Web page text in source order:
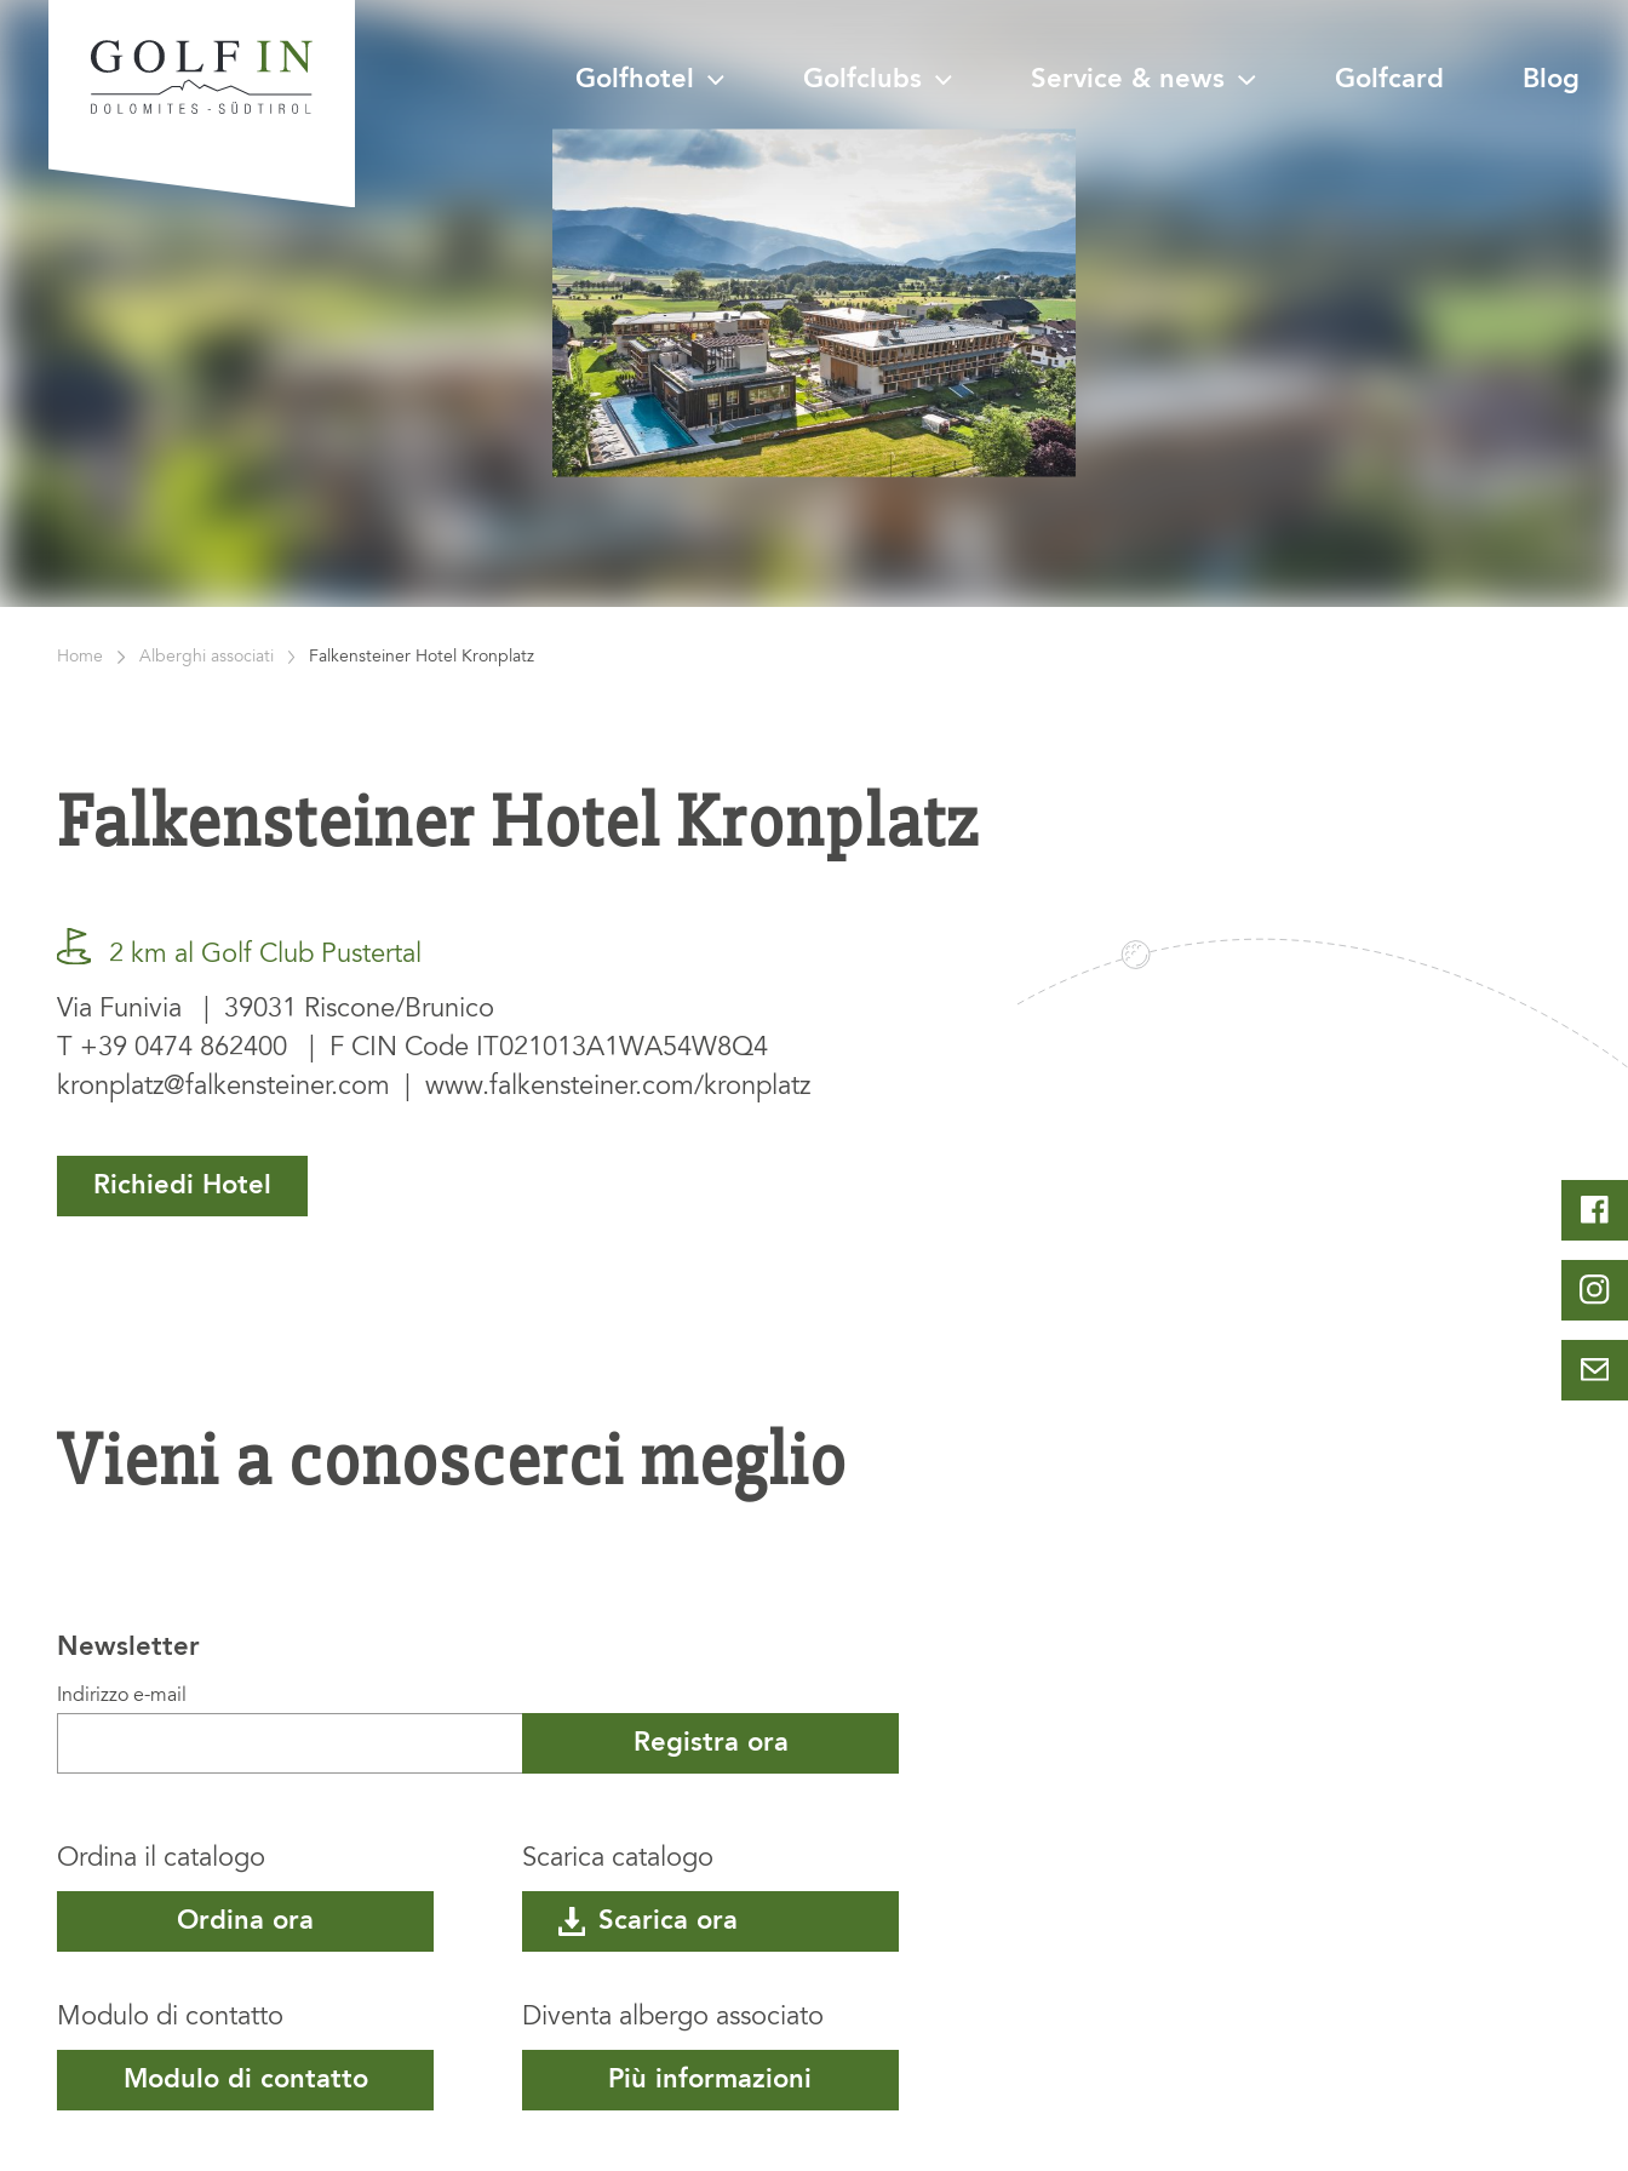
Golfhotel Golfclubs Service & news Golfcard Blog
Home Alberghi associati Falkensteiner Hotel Kronplatz
Falkensteiner Hotel Kronplatz
2 km al Golf Club Pustertal
Via Funivia | 39031 Riscone/Brunico
T +39 0474 862400 | F CIN Code IT021013A1WA54W8Q4
kronplatz@falkensteiner.com
www.falkensteiner.com/kronplatz
Richiedi Hotel
Vieni a conoscerci meglio
Newsletter
Indirizzo e-mail
Registra ora
Ordina il catalogo
Ordina ora
Scarica catalogo
Scarica ora
Modulo di contatto
Modulo di contatto
Diventa albergo associato
Più informazioni